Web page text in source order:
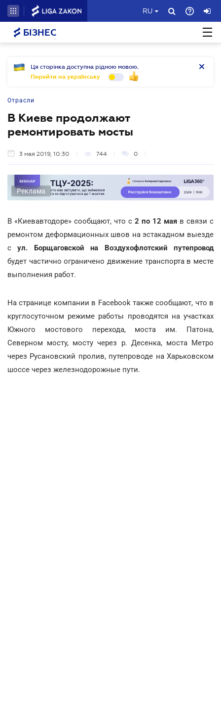
RU
БІЗНЕС
Ця сторінка доступна рідною мовою.
Перейти на українську
Отрасли
В Киеве продолжают
ремонтировать мосты
3 мая 2019, 10:30 744 0
Реклама
В «Киевавтодоре» сообщают, что с 2 по 12 мая в связи с
ремонтом деформационных швов на эстакадном выезде
сул. Борщаговской на Воздухофлотский путепровод
будет частично ограничено движение транспорта в месте
выполнения работ.
На странице компании в Facebook также сообщают, что в
круглосуточном режиме работы проводятся на участках
Южного мостового перехода, моста им. Патона,
Северном мосту, мосту через р. Десенка, моста Метро
через Русановский пролив, путепроводе на Харьковском
шоссе через железнодорожные пути.